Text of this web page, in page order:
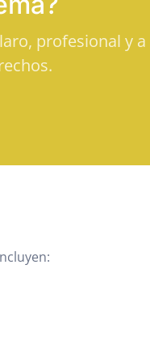
profesional y